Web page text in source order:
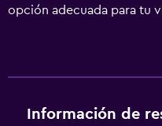
opción adecuada para tu
Información de